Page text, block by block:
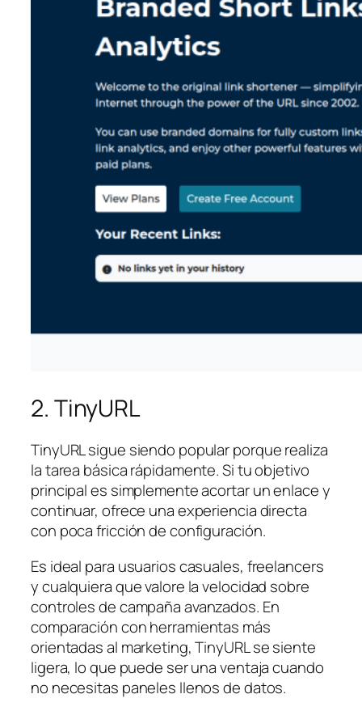
2. TinyURL
TinyURL sigue siendo popular porque realiza
la tarea básica rápidamente. Si tu objetivo
principal es simplemente acortar un enlace y
continuar, ofrece una experiencia directa
con poca fricción de configuración.
Es ideal para usuarios casuales, freelancers
y cualquiera que valore la velocidad sobre
controles de campaña avanzados. En
comparación con herramientas más
orientadas al marketing, TinyURL se siente
ligera, lo que puede ser una ventaja cuando
no necesitas paneles llenos de datos.